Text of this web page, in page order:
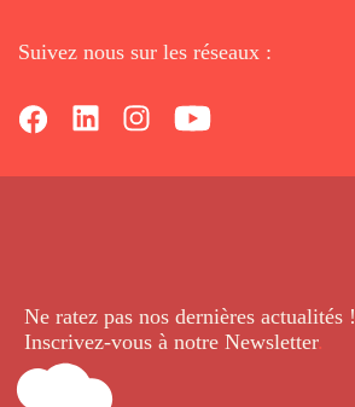
Suivez nous sur les réseaux :
Ne ratez pas nos dernières actualités !
Inscrivez-vous à notre Newsletter.